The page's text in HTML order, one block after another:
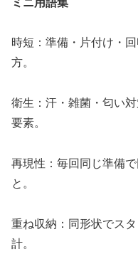
時短：準備・片付け・
方。
衛生：汗・雑菌・匂い
要素。
再現性：毎回同じ準備
と。
重ね収納：同形状でス
計。